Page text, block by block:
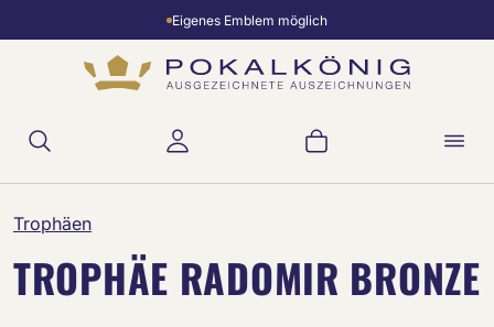
Zum Hauptinhalt springenEigenes Emblem möglich
Warenkorb
Trophäen
TROPHÄE RADOMIR BRONZE